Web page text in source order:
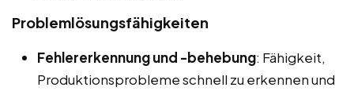
Problemlösungsfähigkeiten
Fehlererkennung und -behebung: Fähigkeit,
Produktionsprobleme schnell zu erkennen und